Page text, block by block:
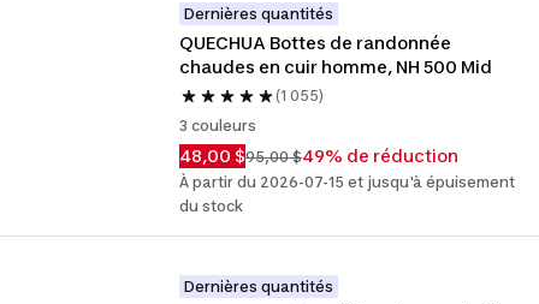
Dernières quantités
QUECHUA Bottes de randonnée
chaudes en cuir homme, NH 500 Mid
(1 055)
3 couleurs
48,00 $95,00 $49% de réduction
À partir du 2026-07-15 et jusqu'à épuisement
du stock
Dernières quantités